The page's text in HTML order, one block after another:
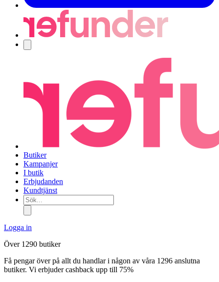
Butiker
Kampanjer
I butik
Erbjudanden
Kundtjänst
Sök...
Logga in
Över 1290 butiker
Få pengar över på allt du handlar i någon av våra 1296 anslutna
butiker. Vi erbjuder cashback upp till 75%